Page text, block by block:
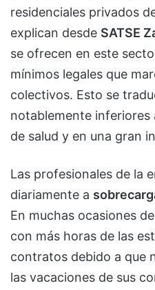
residenciales privados
explican desde SATSE
se ofrecen en este
mínimos legales que
colectivos. Esto se
notablemente inferiores
de salud y en una gran
Las profesionales de la
diariamente a
En muchas ocasiones
con más horas de las
contratos debido a que
las vacaciones de sus